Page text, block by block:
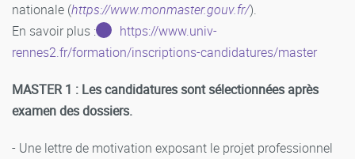
nationale (https://www.monmaster.gouv.fr/).
En savoir plus :
https://www.univ-
rennes2.fr/formation/inscriptions-candidatures/master
MASTER 1 : Les candidatures sont sélectionnées après
examen des dossiers.
- Une lettre de motivation exposant le projet professionnel